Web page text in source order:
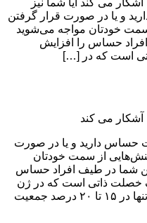
و یا در صورت قرار گرفتن
خودتان مواجه می‌شوید
حساس را افزایش
است که در […]
حساس دارید و یا در صورت
از سمت خودتان
شما در طیف افراد حساس
خصلت ذاتی است که در ژن
افراد قرار دارد و این ویژگی اخلاقی تنها در ۱۵ تا ۲۰ درصد جمعیت